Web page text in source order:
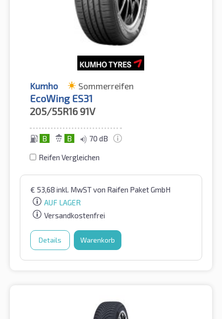
Kumho Sommerreifen
EcoWing ES31
205/55R16 91V
B B 70 dB
Reifen Vergleichen
€ 53,68 inkl. MwSTvon Raifen Paket GmbH
AUF LAGER
Versandkostenfrei
Details Warenkorb